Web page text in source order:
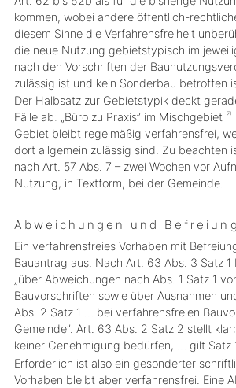
kommen, wobei andere öffentlich-
diesem Sinne die Verfahrensfreiheit
die neue Nutzung gebietstypisch im
nach den Vorschriften der
zulässig ist und kein Sonderbau betroffen
Der Halbsatz zur Gebietstypik deckt
Fälle ab: „Büro zu Praxis” im Mischgebiet
Gebiet bleibt regelmäßig verfahrensfrei,
dort allgemein zulässig sind. Zu beachten
nach Art. 57 Abs. 7 – zwei Wochen vor
Nutzung, in Textform, bei der Gemeinde.
Abweichungen und
Ein verfahrensfreies Vorhaben mit
Bauantrag aus. Nach Art. 63 Abs. 3 Satz 1
„über Abweichungen nach Abs. 1 Satz 1
Bauvorschriften sowie über Ausnahmen
Abs. 2 Satz 1 … bei verfahrensfreien
Gemeinde”. Art. 63 Abs. 2 Satz 2 stellt
keiner Genehmigung bedürfen, … gilt Satz
Erforderlich ist also ein gesonderter
Vorhaben bleibt aber verfahrensfrei. Eine